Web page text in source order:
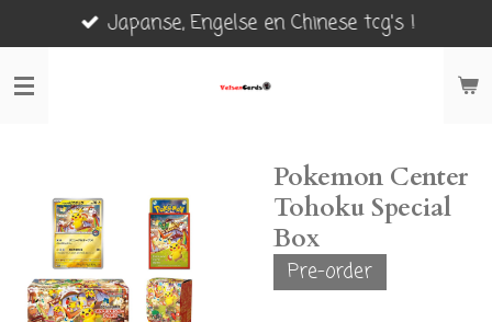
direct
naar
Japanse, Engelse en Chinese tcg's !
Pokemon Center
Tohoku Special
Box
Pre-order